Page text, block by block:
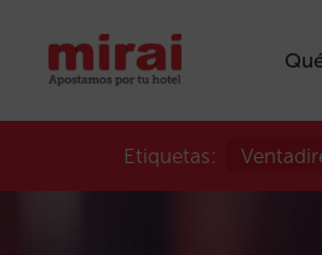
Etiquetas: